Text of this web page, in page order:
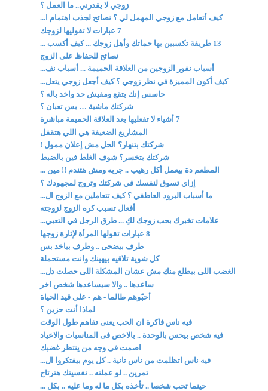
زوجي لا يقدرني.. ما العمل ؟
كيف أتعامل مع زوجي المهمل لي ؟ نصائح لجذب اهتمام ا...
7 عبارات لا تقوليها لزوجك
13 طريقة تكسبين بها حماتك وأهل زوجك ... كيف أكسب ...
نصائح للحفاظ على الزوج
أسباب نفور الزوجين من العلاقة الحميمة ... أسباب نف...
كيف أكون المميزة في نظر زوجي ؟ كيف أجعل زوجي يتعل...
حاسس إنك بتقع ومفيش حد واخد باله ؟
شركتك ماشية … بس تعبان ؟
7 أشياء لا تفعليها بعد العلاقة الحميمة مباشرة
المشاريع الضعيفة هي اللي هتقفل
شركتك بتنهار؟ الحل مش إعلان ممول !
شركتك بتخسر؟ شوف الغلط فين بالضبط
المطعم دة بيعمل أكل رهيب .. جربه ومش هتندم !! مين ...
إزاي تسوق لنفسك في شركتك وتروج لمجهودك ؟
ما أسباب البرود العاطفي ؟ كيف تتعاملين مع الزوج ال...
أفعال تسبب كره الزوج لزوجته
علامات تخبرك بحب زوجك لكِ ... طرق الرجل في التعبي...
8 عبارات تقولها المرأة لإثارة زوجها
طرف بيضحى .. وطرف بياخد بس
كل شوية تلاقيه بيهينك وانت مستحملة
الغضب اللى بيطلع منك مش عشان المشكلة اللى حصلت دل...
ساعدها .. والا سيساعدها شخص اخر
أحبّوهم طالما - هم - على قيد الحياة
لماذا أنت حزين ؟
فيه ناس فاكرة ان الحب يعنى تفاهم طول الوقت
فيه شخص بيحس بالوحدة .. بالاخص فى المناسبات والاعياد
اصمت فى وجه من ينتظر غضبك
فيه ناس اتظلمت من ناس تانية .. كل يوم بيفتكروا ال...
تمرين .. لو عملته .. نفسيتك هترتاح
حينما تحب شخصا .. تأخذه بكل ما له وما عليه .. بكل ...